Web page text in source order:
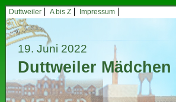
Duttweiler A bis Z Impressum
19. Juni 2022
Duttweiler Mädchen